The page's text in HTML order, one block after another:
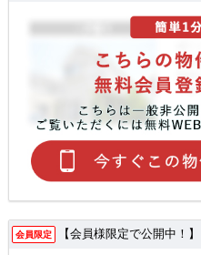
会員限定 【会員様限定で公開中！】